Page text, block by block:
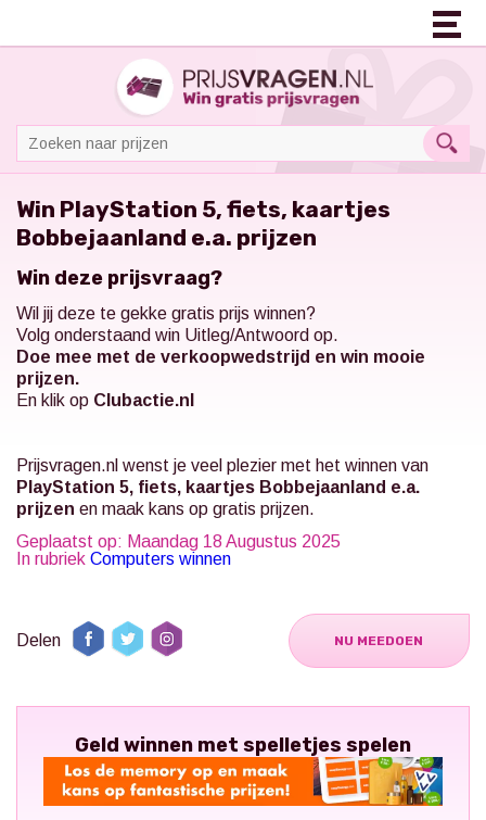
Win PlayStation 5, fiets, kaartjes
Bobbejaanland e.a. prijzen
Win deze prijsvraag?
Wil jij deze te gekke gratis prijs winnen?
Volg onderstaand win Uitleg/Antwoord op.
Doe mee met de verkoopwedstrijd en win mooie
prijzen.
En klik op Clubactie.nl
Prijsvragen.nl wenst je veel plezier met het winnen van
PlayStation 5, fiets, kaartjes Bobbejaanland e.a.
prijzen en maak kans op gratis prijzen.
Geplaatst op: Maandag 18 Augustus 2025
In rubriek Computers winnen
Delen NU MEEDOEN
Geld winnen met spelletjes spelen